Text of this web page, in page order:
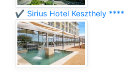
✔️ Sirius Hotel Keszthely ****